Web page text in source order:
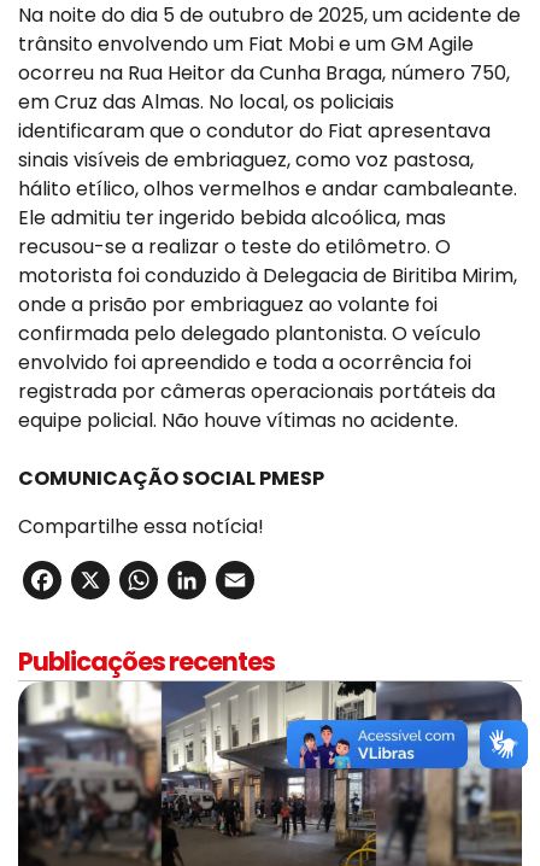
Na noite do dia 5 de outubro de 2025, um acidente de
trânsito envolvendo um Fiat Mobi e um GM Agile
ocorreu na Rua Heitor da Cunha Braga, número 750,
em Cruz das Almas. No local, os policiais
identificaram que o condutor do Fiat apresentava
sinais visíveis de embriaguez, como voz pastosa,
hálito etílico, olhos vermelhos e andar cambaleante.
Ele admitiu ter ingerido bebida alcoólica, mas
recusou-se a realizar o teste do etilômetro. O
motorista foi conduzido à Delegacia de Biritiba Mirim,
onde a prisão por embriaguez ao volante foi
confirmada pelo delegado plantonista. O veículo
envolvido foi apreendido e toda a ocorrência foi
registrada por câmeras operacionais portáteis da
equipe policial. Não houve vítimas no acidente.
COMUNICAÇÃO SOCIAL PMESP
Compartilhe essa notícia!
Facebook
X WhatsApp
LinkedIn
Publicações recentes